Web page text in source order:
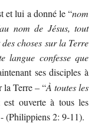
et lui a donné le “nom
nom de Jésus, tout
choses sur la Terre
langue confesse que
ses disciples à
la Terre – “À toutes les
ouverte à tous les
- (Philippiens 2: 9-11).